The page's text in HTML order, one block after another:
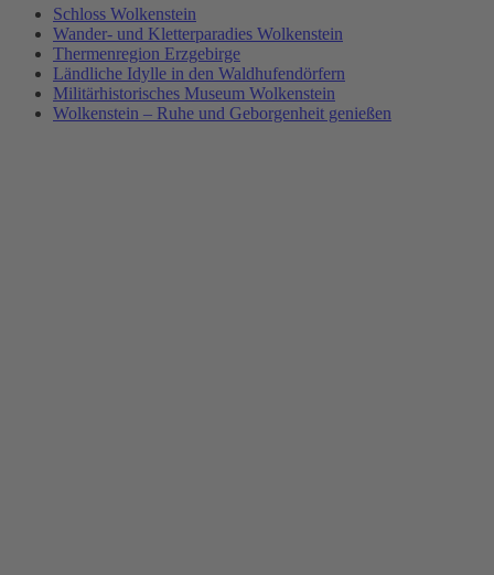
Schloss Wolkenstein
Wander- und Kletterparadies Wolkenstein
Thermenregion Erzgebirge
Ländliche Idylle in den Waldhufendörfern
Militärhistorisches Museum Wolkenstein
Wolkenstein – Ruhe und Geborgenheit genießen